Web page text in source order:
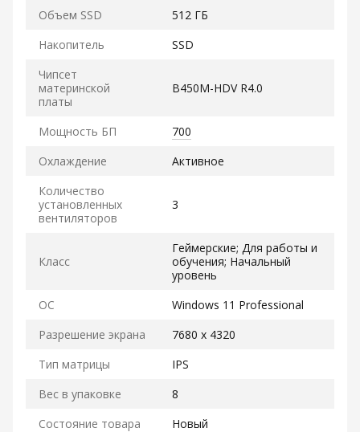
Объем SSD
512 ГБ
Накопитель
SSD
Чипсет
материнской
платы
B450M-HDV R4.0
Мощность БП
700
Охлаждение
Активное
Количество
установленных
вентиляторов
3
Класс
Геймерские; Для работы и
обучения; Начальный
уровень
ОС
Windows 11 Professional
Разрешение экрана
7680 x 4320
Тип матрицы
IPS
Вес в упаковке
8
Состояние товара
Новый